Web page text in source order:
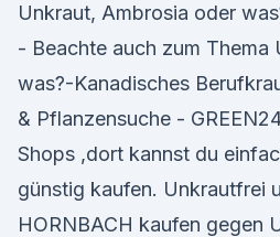
Unkraut, Ambrosia oder
- Beachte auch zum Thema
was?-Kanadisches
& Pflanzensuche -
Shops ,dort kannst du
günstig kaufen. Unkrautfrei
HORNBACH kaufen gegen